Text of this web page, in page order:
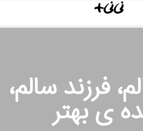
فرزند سالم،
ی بهتر